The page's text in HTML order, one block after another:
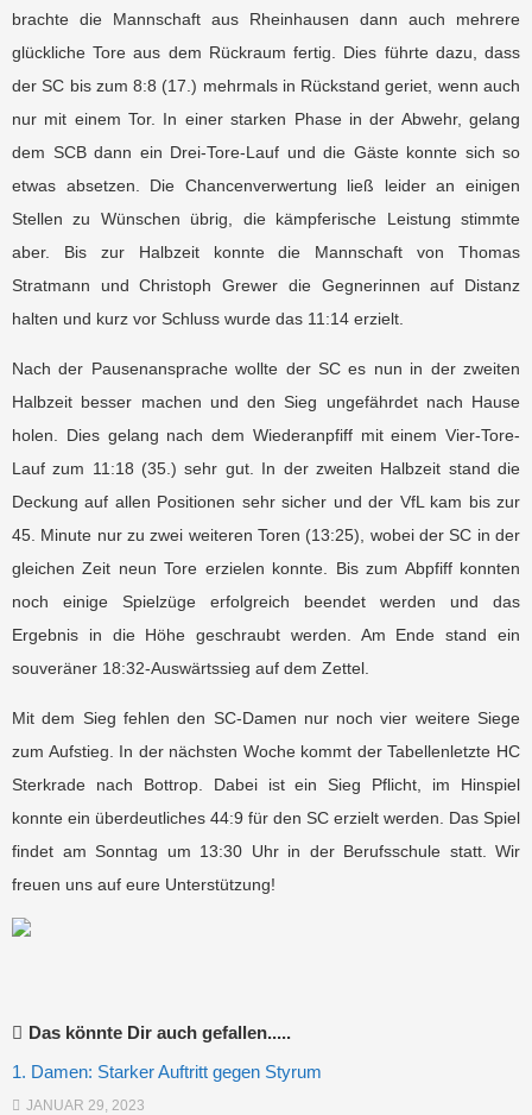
brachte die Mannschaft aus Rheinhausen dann auch mehrere
glückliche Tore aus dem Rückraum fertig. Dies führte dazu, dass
der SC bis zum 8:8 (17.) mehrmals in Rückstand geriet, wenn auch
nur mit einem Tor. In einer starken Phase in der Abwehr, gelang
dem SCB dann ein Drei-Tore-Lauf und die Gäste konnte sich so
etwas absetzen. Die Chancenverwertung ließ leider an einigen
Stellen zu Wünschen übrig, die kämpferische Leistung stimmte
aber. Bis zur Halbzeit konnte die Mannschaft von Thomas
Stratmann und Christoph Grewer die Gegnerinnen auf Distanz
halten und kurz vor Schluss wurde das 11:14 erzielt.
Nach der Pausenansprache wollte der SC es nun in der zweiten
Halbzeit besser machen und den Sieg ungefährdet nach Hause
holen. Dies gelang nach dem Wiederanpfiff mit einem Vier-Tore-
Lauf zum 11:18 (35.) sehr gut. In der zweiten Halbzeit stand die
Deckung auf allen Positionen sehr sicher und der VfL kam bis zur
45. Minute nur zu zwei weiteren Toren (13:25), wobei der SC in der
gleichen Zeit neun Tore erzielen konnte. Bis zum Abpfiff konnten
noch einige Spielzüge erfolgreich beendet werden und das
Ergebnis in die Höhe geschraubt werden. Am Ende stand ein
souveräner 18:32-Auswärtssieg auf dem Zettel.
Mit dem Sieg fehlen den SC-Damen nur noch vier weitere Siege
zum Aufstieg. In der nächsten Woche kommt der Tabellenletzte HC
Sterkrade nach Bottrop. Dabei ist ein Sieg Pflicht, im Hinspiel
konnte ein überdeutliches 44:9 für den SC erzielt werden. Das Spiel
findet am Sonntag um 13:30 Uhr in der Berufsschule statt. Wir
freuen uns auf eure Unterstützung!
Das könnte Dir auch gefallen.....
1. Damen: Starker Auftritt gegen Styrum
JANUAR 29, 2023